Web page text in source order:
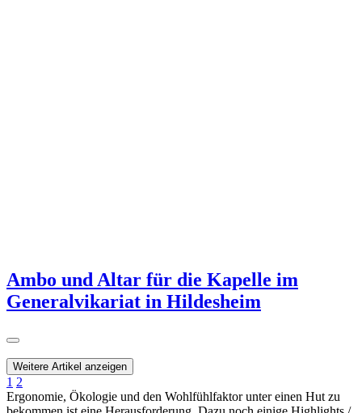
Ambo und Altar für die Kapelle im
Generalvikariat in Hildesheim
Weitere Artikel anzeigen
1 2
Ergonomie, Ökologie und den Wohlfühlfaktor unter einen Hut zu